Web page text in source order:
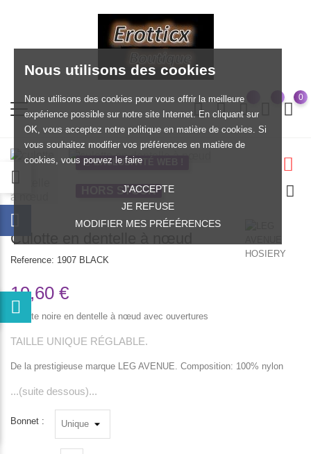
Nous utilisons des cookies
Nous utilisons des cookies pour vous offrir la meilleure
expérience possible sur notre site Internet. En cliquant sur
OK, vous acceptez notre politique en matière de cookies. Si
vous souhaitez modifier vos préférences en matière de
cookies, vous pouvez le faire
J'ACCEPTE
JE REFUSE
MODIFIER MES PRÉFÉRENCES
0
EXCLUSIVITÉ WEB !
HORS STOCK
Culotte en dentelle à nœud
Reference: 1907 BLACK
19,60 €
Culotte noire en dentelle à nœud avec ouvertures
TAILLE UNIQUE RÉGLABLE.
De la prestigieuse marque LEG AVENUE. Composition: 100% nylon
...(suite dessous)...
Bonnet :